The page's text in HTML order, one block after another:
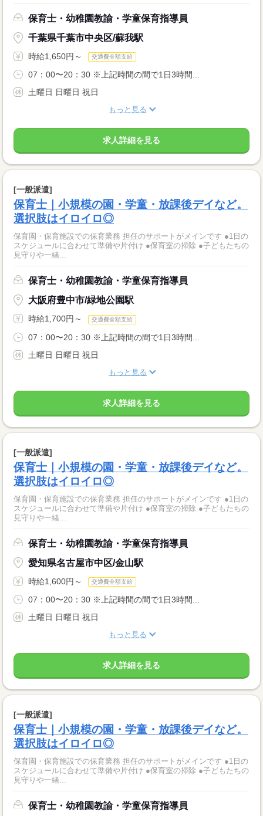
保育士・幼稚園教諭・学童保育指導員
千葉県千葉市中央区/蘇我駅
時給1,650円～ 交通費全額支給
07：00〜20：30 ※上記時間の間で1日3時間...
土曜日 日曜日 祝日
もっと見る
求人詳細を見る
[一般派遣]
保育士｜小規模の園・学童・放課後デイなど。
選択肢はイロイロ◎
保育園・保育施設での保育業務 担任のサポートがメインです ●1日の
スケジュールに合わせて準備や片付け ●保育室の掃除 ●子どもたちの
見守りや一緒...
保育士・幼稚園教諭・学童保育指導員
大阪府豊中市/緑地公園駅
時給1,700円～ 交通費全額支給
07：00〜20：30 ※上記時間の間で1日3時間...
土曜日 日曜日 祝日
もっと見る
求人詳細を見る
[一般派遣]
保育士｜小規模の園・学童・放課後デイなど。
選択肢はイロイロ◎
保育園・保育施設での保育業務 担任のサポートがメインです ●1日の
スケジュールに合わせて準備や片付け ●保育室の掃除 ●子どもたちの
見守りや一緒...
保育士・幼稚園教諭・学童保育指導員
愛知県名古屋市中区/金山駅
時給1,600円～ 交通費全額支給
07：00〜20：30 ※上記時間の間で1日3時間...
土曜日 日曜日 祝日
もっと見る
求人詳細を見る
[一般派遣]
保育士｜小規模の園・学童・放課後デイなど。
選択肢はイロイロ◎
保育園・保育施設での保育業務 担任のサポートがメインです ●1日の
スケジュールに合わせて準備や片付け ●保育室の掃除 ●子どもたちの
見守りや一緒...
保育士・幼稚園教諭・学童保育指導員